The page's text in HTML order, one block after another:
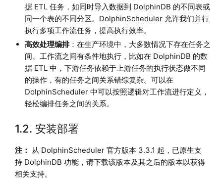
据 ETL 任务，如同时导入数据到 DolphinDB 的不同表或
同一个表的不同分区。DolphinScheduler 允许我们并行
执行多项工作流任务，提高执行效率。
高效处理编排：在生产环境中，大多数情况下存在任务之
间、工作流之间有条件地执行，比如在 DolphinDB 的数
据 ETL 中，下游任务依赖于上游任务的执行状态做不同
的操作，有的任务之间关系错综复杂。可以在
DolphinScheduler 中可以按照逻辑对工作流进行定义，
轻松编排任务之间的关系。
1.2. 安装部署
注：
从 DolphinScheduler 官方版本 3.3.1 起，已原生支
持 DolphinDB 功能，请下载该版本及其之后的版本以获得
相关支持。